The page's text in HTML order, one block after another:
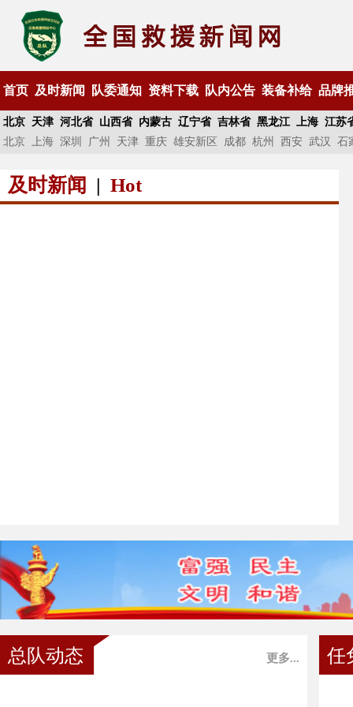
首页 及时新闻 队委通知 资料下载 队内公告 装备补给 品牌
北京 天津 河北省 山西省 内蒙古 辽宁省 吉林省 黑龙江 上海 江苏
北京 上海 深圳 广州 天津 重庆 雄安新区 成都 杭州 西安 武汉 石
及时新闻 | Hot
总队动态 更多... 任